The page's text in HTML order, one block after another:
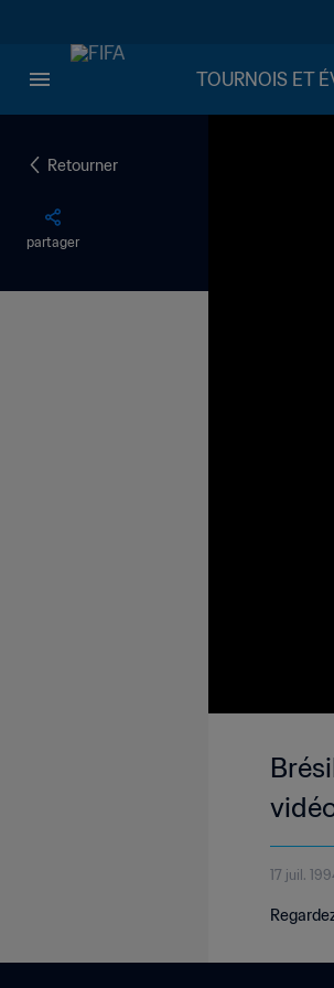
TOURNOIS ET
Retourner
partager
17 juil.